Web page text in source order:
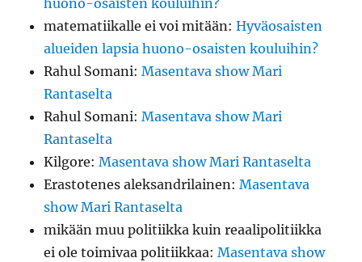
huono-osaisten kouluihin?
matematiikalle ei voi mitään:Hyväosaisten
alueiden lapsia huono-osaisten kouluihin?
Rahul Somani:Masentava show Mari
Rantaselta
Rahul Somani:Masentava show Mari
Rantaselta
Kilgore:Masentava show Mari Rantaselta
Erastotenes aleksandrilainen:Masentava
show Mari Rantaselta
mikään muu politiikka kuin reaalipolitiikka
ei ole toimivaa politiikkaa:Masentava show